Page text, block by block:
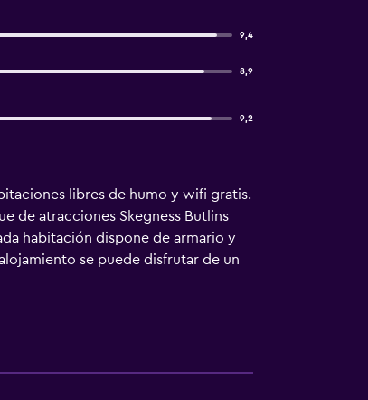
9,4
8,9
9,2
libres de humo y wifi gratis.
de atracciones Skegness Butlins
habitación dispone de armario y
se puede disfrutar de un